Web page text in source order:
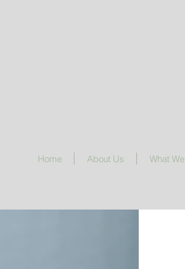
Home About Us What